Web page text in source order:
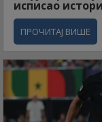
исписао
ПРОЧИТАЈ ВИШЕ